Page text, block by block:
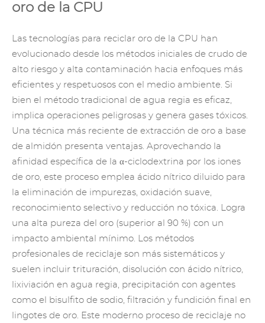
oro de la CPU
Las tecnologías para reciclar oro de la CPU han
evolucionado desde los métodos iniciales de crudo de
alto riesgo y alta contaminación hacia enfoques más
eficientes y respetuosos con el medio ambiente. Si
bien el método tradicional de agua regia es eficaz,
implica operaciones peligrosas y genera gases tóxicos.
Una técnica más reciente de extracción de oro a base
de almidón presenta ventajas. Aprovechando la
afinidad específica de la α-ciclodextrina por los iones
de oro, este proceso emplea ácido nítrico diluido para
la eliminación de impurezas, oxidación suave,
reconocimiento selectivo y reducción no tóxica. Logra
una alta pureza del oro (superior al 90 %) con un
impacto ambiental mínimo. Los métodos
profesionales de reciclaje son más sistemáticos y
suelen incluir trituración, disolución con ácido nítrico,
lixiviación en agua regia, precipitación con agentes
como el bisulfito de sodio, filtración y fundición final en
lingotes de oro. Este moderno proceso de reciclaje no